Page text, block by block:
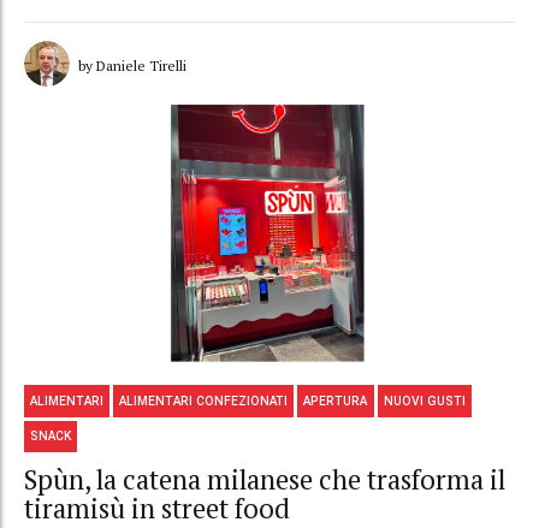
by Daniele Tirelli
ALIMENTARI ALIMENTARI CONFEZIONATI APERTURA NUOVI GUSTI
SNACK
Spùn, la catena milanese che trasforma il
tiramisù in street food